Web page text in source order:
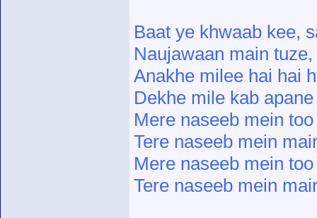
Baat ye khwaab kee,
Naujawaan main
Anakhe milee hai hai
Dekhe mile kab
Mere naseeb mein
Tere naseeb mein
Mere naseeb mein
Tere naseeb mein